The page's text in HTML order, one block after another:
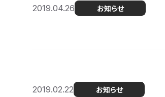
2019.04.26 お知らせ
2019.02.22 お知らせ